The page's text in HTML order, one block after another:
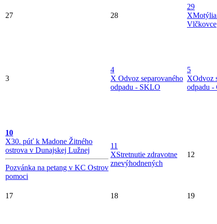
27 28
29
XMotýlia
Vlčkovce
3
4
X Odvoz separovaného
odpadu - SKLO
5
XOdvoz
odpadu -
10
X30. púť k Madone Žitného
ostrova v Dunajskej Lužnej
Pozvánka na petang v KC Ostrov
pomoci
11
XStretnutie zdravotne
znevýhodnených
12
17 18 19